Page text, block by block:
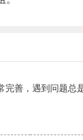
完善，遇到问题总